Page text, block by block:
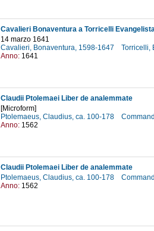
Cavalieri Bonaventura a Torricelli
14 marzo 1641
Cavalieri, Bonaventura, 1598-1647
Torricelli,
Anno: 1641
Claudii Ptolemaei Liber de analemmate
[Microform]
Ptolemaeus, Claudius, ca. 100-178
Anno: 1562
Claudii Ptolemaei Liber de analemmate
Ptolemaeus, Claudius, ca. 100-178
Anno: 1562